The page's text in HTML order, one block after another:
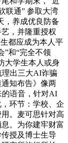
联通” 参取大湾
，养成优良防备
，并隆重授权
都应成为本人平
”和“完全不领
大学生本人或身
出三大AI诈骗
知布告》像两
的语音，针对AI
环节：学校、企
。麦可思针对高
。为你建牢财富
授及博士生导